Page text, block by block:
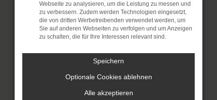
Überprüfe deine Firewall und
deine Internetverbindung.
Laden andere Webseiten, zum
Beispiel deine Suchmaschine?
Browsererweiterungen.
Manche Erweiterungen, wie
Webseite zu analysieren, um die Leistung zu messen und
zu verbessern. Zudem werden Technologien eingesetzt,
die von dritten Werbetreibenden verwendet werden, um
Sie auf anderen Webseiten zu verfolgen und um Anzeigen
zu schalten, die für Ihre Interessen relevant sind.
Speichern
Optionale Cookies ablehnen
Alle akzeptieren